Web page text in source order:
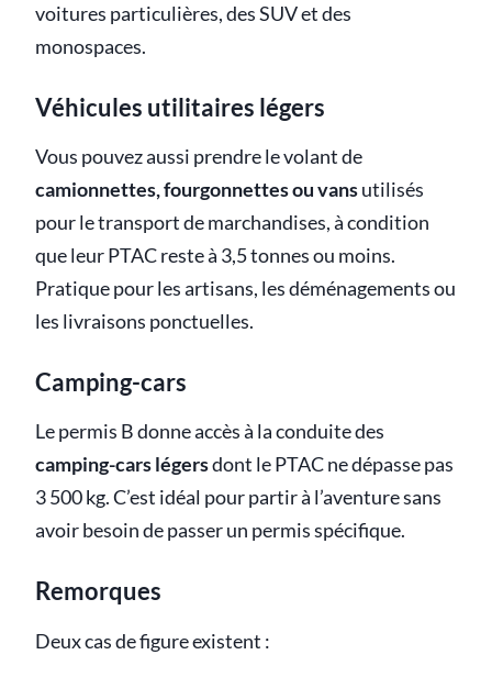
voitures particulières, des SUV et des
monospaces.
Véhicules utilitaires légers
Vous pouvez aussi prendre le volant de
camionnettes, fourgonnettes ou vansutilisés
pour le transport de marchandises, à condition
que leur PTAC reste à 3,5 tonnes ou moins.
Pratique pour les artisans, les déménagements ou
les livraisons ponctuelles.
Camping-cars
Le permis B donne accès à la conduite des
camping-cars légersdont le PTAC ne dépasse pas
3 500 kg. C’est idéal pour partir à l’aventure sans
avoir besoin de passer un permis spécifique.
Remorques
Deux cas de figure existent :